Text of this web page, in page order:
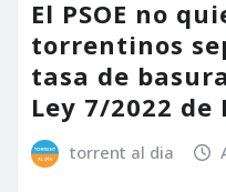
El PSOE no
torrentinos
tasa de
Ley 7/2022 de
torrent al dia